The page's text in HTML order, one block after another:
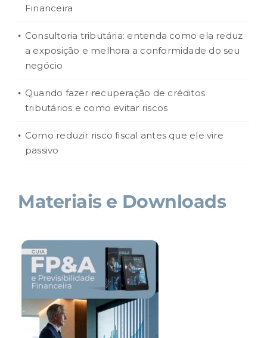
Financeira
Consultoria tributária: entenda como ela reduz
a exposição e melhora a conformidade do seu
negócio
Quando fazer recuperação de créditos
tributários e como evitar riscos
Como reduzir risco fiscal antes que ele vire
passivo
Materiais e Downloads